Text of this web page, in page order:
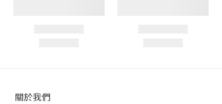
關於我們